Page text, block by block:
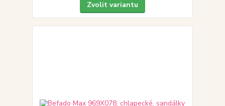
Zvolit variantu